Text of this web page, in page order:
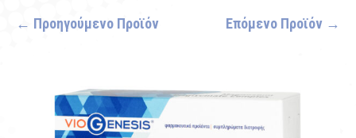
Επόμενο Προϊόν →
← Προηγούμενο Προϊόν